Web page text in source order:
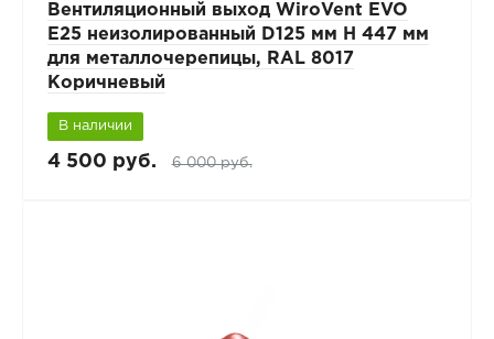
Вентиляционный выход WiroVent EVO
E25 неизолированный D125 мм Н 447 мм
для металлочерепицы, RAL 8017
Коричневый
В наличии
4 500 руб. 6 000 руб.